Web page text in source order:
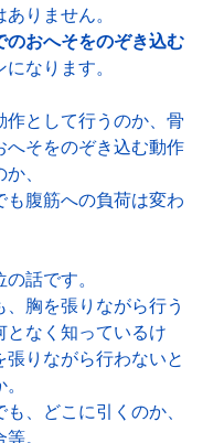
りません。
のおへそをのぞき込む
なります。
作として行うのか、骨
へそをのぞき込む動作
、
も腹筋への負荷は変わ
話です。
、胸を張りながら行う
となく知っているけ
張りながら行わないと
、どこに引くのか、
。